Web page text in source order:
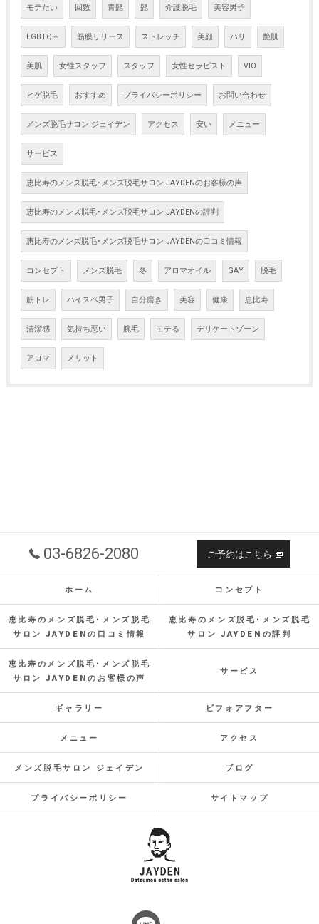
モテたい 回数 青髭 髭 介護脱毛 美容男子
LGBTQ＋ 筋膜リリース ストレッチ 美顔 ハリ 艶肌
美肌 女性スタッフ スタッフ 女性セラピスト VIO
ヒゲ脱毛 おすすめ プライバシーポリシー お問い合わせ
メンズ脱毛サロン ジェイデン アクセス 安い メニュー
サービス
恵比寿のメンズ脱毛･メンズ脱毛サロン JAYDENのお客様の声
恵比寿のメンズ脱毛･メンズ脱毛サロン JAYDENの評判
恵比寿のメンズ脱毛･メンズ脱毛サロン JAYDENの口コミ情報
コンセプト メンズ脱毛 冬 アロマオイル GAY 脱毛
筋トレ ハイスペ男子 自分磨き 美容 健康 恵比寿
清潔感 気持ち悪い 腕毛 モテる デリケートゾーン
アロマ メリット
03-6826-2080 ご予約はこちら
ホーム コンセプト
恵比寿のメンズ脱毛･メンズ脱毛
サロン JAYDENの口コミ情報
恵比寿のメンズ脱毛･メンズ脱毛
サロン JAYDENの評判
恵比寿のメンズ脱毛･メンズ脱毛
サロン JAYDENのお客様の声
サービス
ギャラリー ビフォアフター
メニュー アクセス
メンズ脱毛サロン ジェイデン ブログ
プライバシーポリシー サイトマップ